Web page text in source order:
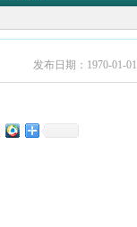
发布日期：1970-01-01